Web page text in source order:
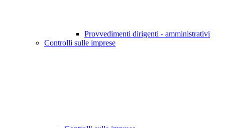
Provvedimenti dirigenti - amministrativi
Controlli sulle imprese